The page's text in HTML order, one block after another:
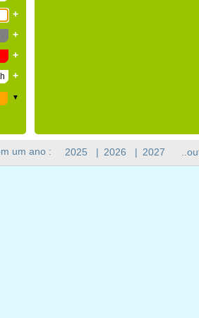
+
+
+
+
▼
um ano : 2025 | 2026 | 2027